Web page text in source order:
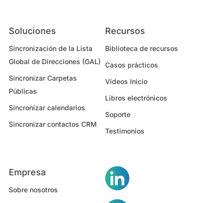
Soluciones
Sincronización de la Lista
Global de Direcciones (GAL)
Sincronizar Carpetas
Públicas
Sincronizar calendarios
Sincronizar contactos CRM
Recursos
Biblioteca de recursos
Casos prácticos
Vídeos Inicio
Libros electrónicos
Soporte
Testimonios
Empresa
Sobre nosotros